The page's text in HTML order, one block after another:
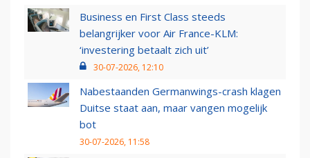
Business en First Class steeds
belangrijker voor Air France-KLM:
‘investering betaalt zich uit’
30-07-2026, 12:10
Nabestaanden Germanwings-crash klagen
Duitse staat aan, maar vangen mogelijk
bot
30-07-2026, 11:58